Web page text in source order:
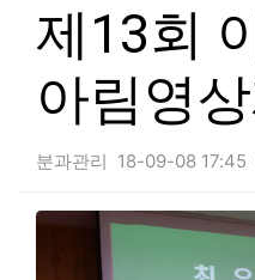
제13회
아림영
분과관리 18-09-08 17:45
본문